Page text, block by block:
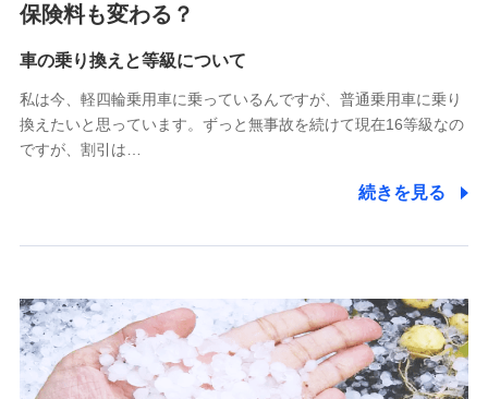
(https://www.zurichssi.co.jp/)
(https://www.tokiomarine-x.co.jp/)
(https://pshoken.co.jp/)
リトルファミリー少額短期保険株式会社
(https://www.littlefamily-ssi.com/)
郵便、電話、およびＥメール等により、当社と取引のあるも
た維持管理等の委託業務遂行のため、またそれらに付帯、関
連する当社および提携会社のサービスを案内、提供するため
（なお、当社は複数の保険会社と取引があり、取得した個人
情報を取引のある他の保険会社の商品・サービスをご提案す
るために利用させていただくことがあります。）
保険料も変わる？
車の乗り換えと等級について
私は今、軽四輪乗用車に乗っているんですが、普通乗用車に乗り
換えたいと思っています。ずっと無事故を続けて現在16等級なの
ですが、割引は…
続きを見る